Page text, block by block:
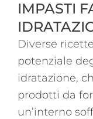
IMPASTI
Diverse
potenziale
idratazione,
prodotti da
un’interno